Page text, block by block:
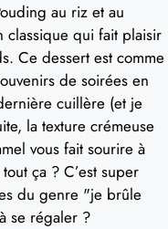
au riz et au
classique qui fait plaisir
Ce dessert est comme
de soirées en
cuillère (et je
la texture crémeuse
vous fait sourire à
ça ? C’est super
du genre "je brûle
se régaler ?